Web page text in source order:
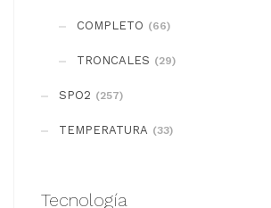
COMPLETO (66)
TRONCALES (29)
SPO2 (257)
TEMPERATURA (33)
Tecnología